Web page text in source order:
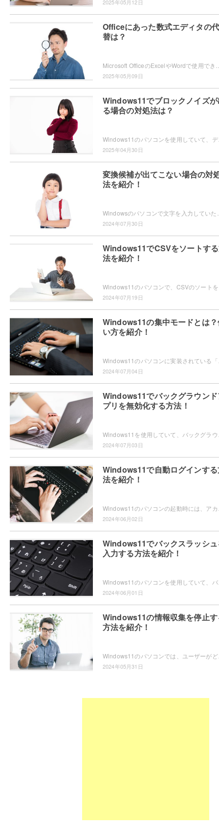
2025年05月12日
Officeにあった数式エディタの代
替は？
2025年05月09日
Windows11でブロックノイズ
る場合の対処法は？
Windows11のパソコンを使用して
2025年04月30日
変換候補が出てこない場合の対
法を紹介！
2024年07月30日
Windows11でCSVをソートす
法を紹介！
2024年07月19日
Windows11の集中モードとは
い方を紹介！
2024年07月04日
Windows11でバックグラウン
プリを無効化する方法！
2024年07月03日
Windows11で自動ログインす
法を紹介！
2024年06月02日
Windows11でバックスラッシ
入力する方法を紹介！
Windows11のパソコンを使用してい
2024年06月01日
Windows11の情報収集を停止
方法を紹介！
Windows11のパソコンでは、ユー
2024年05月31日